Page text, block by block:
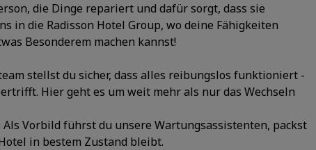
die Dinge repariert und dafür sorgt, dass sie
in die Radisson Hotel Group, wo deine Fähigkeiten
Besonderem machen kannst!
stellst du sicher, dass alles reibungslos funktioniert -
Hier geht es um weit mehr als nur das Wechseln
Vorbild führst du unsere Wartungsassistenten, packst
in bestem Zustand bleibt.